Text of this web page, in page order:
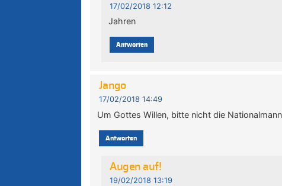
17/02/2018 12:12
Jahren
Antworten
Jango
17/02/2018 14:49
Um Gottes Willen, bitte nicht die
Antworten
Augen auf!
19/02/2018 13:19